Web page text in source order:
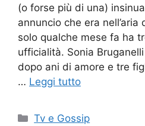
(o forse più di una)
annuncio che era nell’aria
solo qualche mese fa ha
ufficialità. Sonia
dopo ani di amore e tre
… Leggi tutto
Categorie
Tv e Gossip